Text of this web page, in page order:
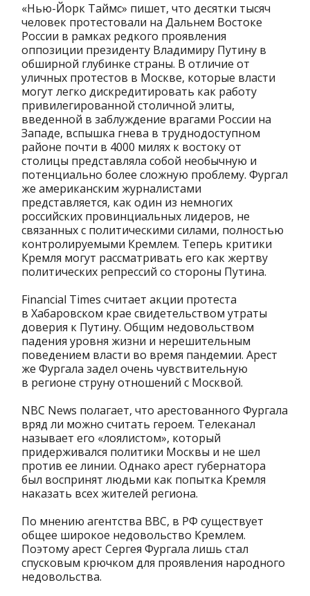
«Нью-Йорк Таймс» пишет, что десятки тысяч
человек протестовали на Дальнем Востоке
России в рамках редкого проявления
оппозиции президенту Владимиру Путину в
обширной глубинке страны. В отличие от
уличных протестов в Москве, которые власти
могут легко дискредитировать как работу
привилегированной столичной элиты,
введенной в заблуждение врагами России на
Западе, вспышка гнева в труднодоступном
районе почти в 4000 милях к востоку от
столицы представляла собой необычную и
потенциально более сложную проблему. Фургал
же американским журналистами
представляется, как один из немногих
российских провинциальных лидеров, не
связанных с политическими силами, полностью
контролируемыми Кремлем. Теперь критики
Кремля могут рассматривать его как жертву
политических репрессий со стороны Путина.
Financial Times считает акции протеста
в Хабаровском крае свидетельством утраты
доверия к Путину. Общим недовольством
падения уровня жизни и нерешительным
поведением власти во время пандемии. Арест
же Фургала задел очень чувствительную
в регионе струну отношений с Москвой.
NBC News полагает, что арестованного Фургала
вряд ли можно считать героем. Телеканал
называет его «лоялистом», который
придерживался политики Москвы и не шел
против ее линии. Однако арест губернатора
был воспринят людьми как попытка Кремля
наказать всех жителей региона.
По мнению агентства BBC, в РФ существует
общее широкое недовольство Кремлем.
Поэтому арест Сергея Фургала лишь стал
спусковым крючком для проявления народного
недовольства.